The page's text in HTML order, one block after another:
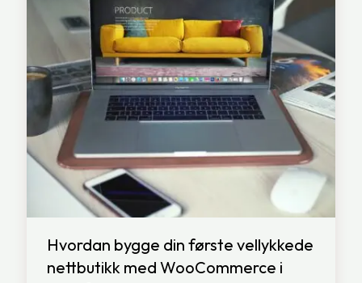
Hvordan bygge din første vellykkede
nettbutikk med WooCommerce i